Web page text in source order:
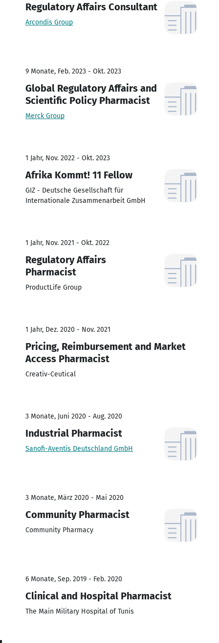
Regulatory Affairs Consultant
Arcondis Group
9 Monate, Feb. 2023 - Okt. 2023
Global Regulatory Affairs and
Scientific Policy Pharmacist
Merck Group
1 Jahr, Nov. 2022 - Okt. 2023
Afrika Kommt! 11 Fellow
GIZ - Deutsche Gesellschaft für
Internationale Zusammenarbeit GmbH
1 Jahr, Nov. 2021 - Okt. 2022
Regulatory Affairs
Pharmacist
ProductLife Group
1 Jahr, Dez. 2020 - Nov. 2021
Pricing, Reimbursement and Market
Access Pharmacist
Creativ-Ceutical
3 Monate, Juni 2020 - Aug. 2020
Industrial Pharmacist
Sanofi-Aventis Deutschland GmbH
3 Monate, März 2020 - Mai 2020
Community Pharmacist
Community Pharmacy
6 Monate, Sep. 2019 - Feb. 2020
Clinical and Hospital Pharmacist
The Main Military Hospital of Tunis